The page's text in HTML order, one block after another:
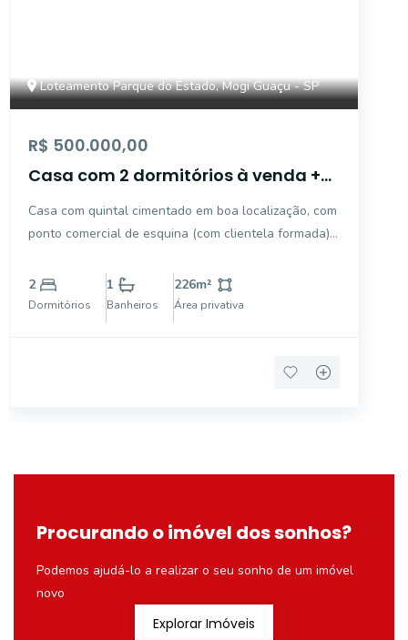
Loteamento Parque do Estado, Mogi Guaçu - SP
R$ 500.000,00
Casa com 2 dormitórios à venda +
Parque do Estado - Mogi Guaçu/SP
Casa com quintal cimentado em boa localização, com
ponto comercial de esquina (com clientela formada),
construção.
2
Dormitórios
1
Banheiros
226m²
Área privativa
Procurando o imóvel dos sonhos?
Podemos ajudá-lo a realizar o seu sonho de um imóvel
novo
Explorar Imóveis